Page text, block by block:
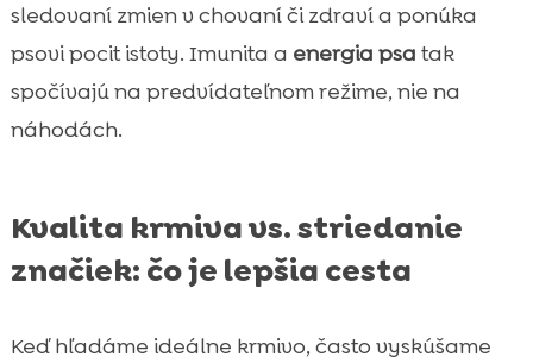
sledovaní zmien v chovaní či zdraví a ponúka
psovi pocit istoty. Imunita a energia psa tak
spočívajú na predvídateľnom režime, nie na
náhodách.
Kvalita krmiva vs. striedanie
značiek: čo je lepšia cesta
Keď hľadáme ideálne krmivo, často vyskúšame